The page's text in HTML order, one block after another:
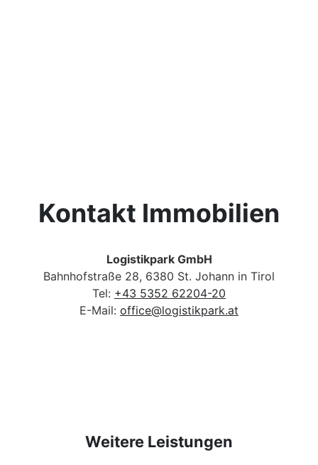
Kontakt Immobilien
Logistikpark GmbH
Bahnhofstraße 28, 6380 St. Johann in Tirol
Tel: +43 5352 62204-20
E-Mail: office@logistikpark.at
Weitere Leistungen